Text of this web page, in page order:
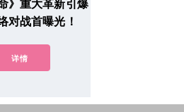
》重大革新引爆
对战首曝光！
详情